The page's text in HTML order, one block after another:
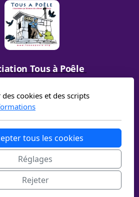
Tous à Poêle
de la fontaine
05300 EOURRES
Politique de confidentialité
d'utilisation
cookies et des scripts
tous les cookies
Réglages
Rejeter